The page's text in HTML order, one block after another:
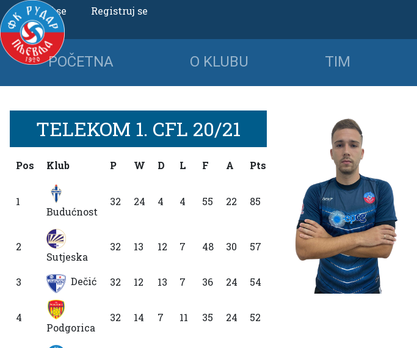
Uloguj se Registruj se
POČETNA O KLUBU TIM
TELEKOM 1. CFL 20/21
Pos Klub P W D L F A Pts
1
Budućnost
32 24 4 4 55 22 85
2
Sutjeska
32 13 12 7 48 30 57
3 Dečić 32 12 13 7 36 24 54
4
Podgorica
32 14 7 11 35 24 52